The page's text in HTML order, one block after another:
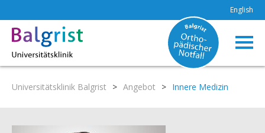
English
Universitätsklinik Balgrist > Angebot > Innere Medizin